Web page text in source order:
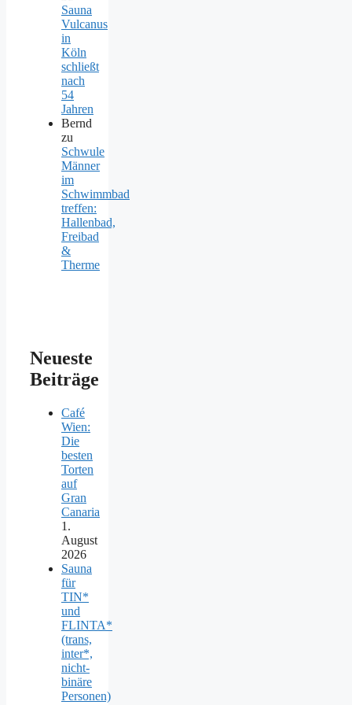
Sauna
Vulcanus
in
Köln
schließt
nach
54
Jahren
Bernd
zu
Schwule
Männer
im
Schwimmbad
treffen:
Hallenbad,
Freibad
&
Therme
Neueste
Beiträge
Café
Wien:
Die
besten
Torten
auf
Gran
Canaria
1.
August
2026
Sauna
für
TIN*
und
FLINTA*
(trans,
inter*,
nicht-
binäre
Personen)